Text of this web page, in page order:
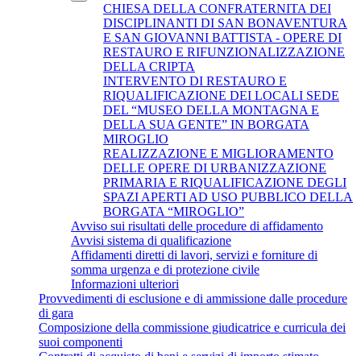
CHIESA DELLA CONFRATERNITA DEI
DISCIPLINANTI DI SAN BONAVENTURA
E SAN GIOVANNI BATTISTA - OPERE DI
RESTAURO E RIFUNZIONALIZZAZIONE
DELLA CRIPTA
INTERVENTO DI RESTAURO E
RIQUALIFICAZIONE DEI LOCALI SEDE
DEL “MUSEO DELLA MONTAGNA E
DELLA SUA GENTE” IN BORGATA
MIROGLIO
REALIZZAZIONE E MIGLIORAMENTO
DELLE OPERE DI URBANIZZAZIONE
PRIMARIA E RIQUALIFICAZIONE DEGLI
SPAZI APERTI AD USO PUBBLICO DELLA
BORGATA “MIROGLIO”
Avviso sui risultati delle procedure di affidamento
Avvisi sistema di qualificazione
Affidamenti diretti di lavori, servizi e forniture di
somma urgenza e di protezione civile
Informazioni ulteriori
Provvedimenti di esclusione e di ammissione dalle procedure
di gara
Composizione della commissione giudicatrice e curricula dei
suoi componenti